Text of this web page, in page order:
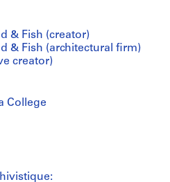
& Fish (creator)
& Fish (architectural firm)
creator)
College